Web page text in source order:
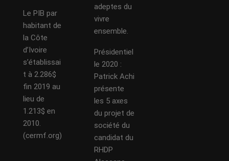
Le PIB par
habitant de
la Côte
d’Ivoire
s’établissai
t à 2.286$
fin 2019 au
lieu de
1.213$ en
2010.
(cermf.org)
adeptes du
vivre
ensemble.
Présidentiel
le 2020 :
Patrick Achi
présente
les 5 axes
du projet de
société du
candidat du
RHDP